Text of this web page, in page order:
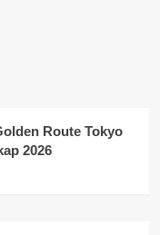
Route Tokyo
2026